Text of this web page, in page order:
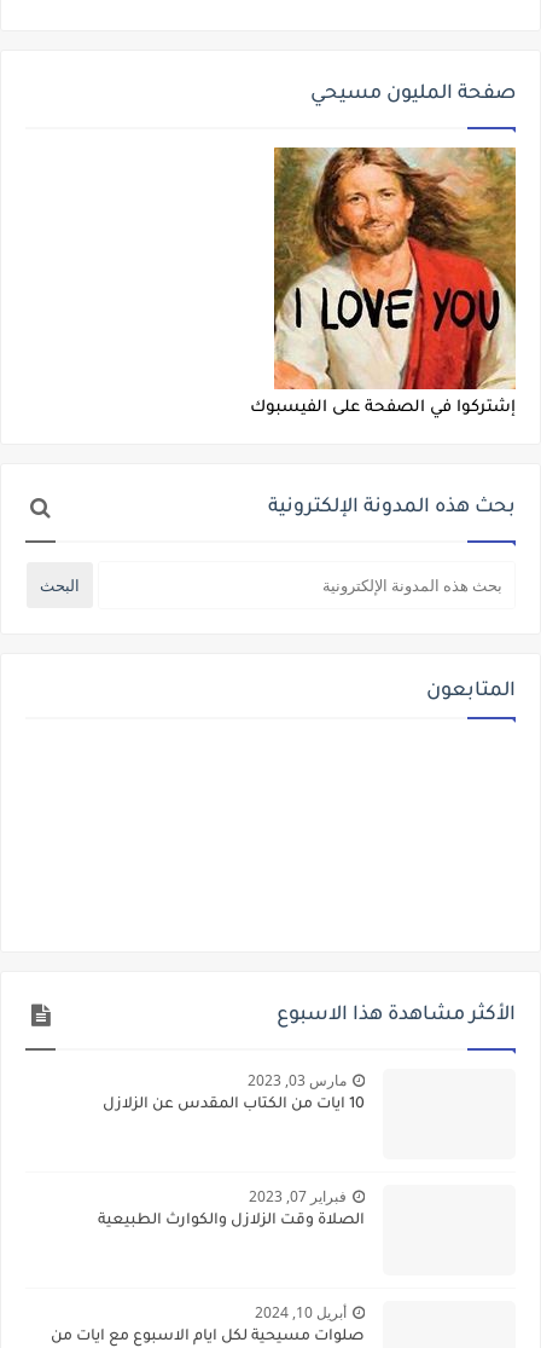
صفحة المليون مسيحي
إشتركوا في الصفحة على الفيسبوك
بحث هذه المدونة الإلكترونية
المتابعون
الأكثر مشاهدة هذا الاسبوع
مارس 03, 2023
10 ايات من الكتاب المقدس عن الزلازل
فبراير 07, 2023
الصلاة وقت الزلازل والكوارث الطبيعية
أبريل 10, 2024
صلوات مسيحية لكل ايام الاسبوع مع ايات من